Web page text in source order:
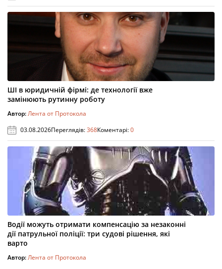
ШІ в юридичній фірмі: де технології вже
замінюють рутинну роботу
Автор:Лента от Протокола
03.08.2026Переглядів:368Коментарі:0
Водії можуть отримати компенсацію за незаконні
дії патрульної поліції: три судові рішення, які
варто
Автор:Лента от Протокола